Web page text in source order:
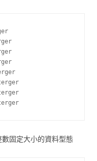
固定大小的資料型態